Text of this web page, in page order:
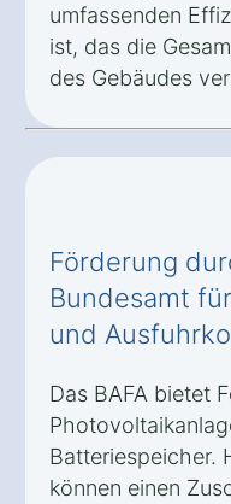
umfassenden
ist, das die
des Gebäudes
Förderung
Bundesamt
und
Das BAFA bietet
Batteriespeicher.
können einen